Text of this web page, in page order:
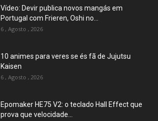
Vídeo: Devir publica novos mangás em
Portugal com Frieren, Oshi no...
6 , Agosto , 2026
10 animes para veres se és fã de Jujutsu
Kaisen
6 , Agosto , 2026
Epomaker HE75 V2: o teclado Hall Effect que
prova que velocidade...